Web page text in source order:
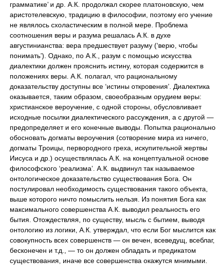
грамматике’ и др. А.К. продолжал скорее платоновскую, чем
аристотелевскую, традицию в философии, поэтому его учение
не являлось схоластическим в полной мере. Проблема
соотношения веры и разума решалась А.К. в духе
августинианства: вера предшествует разуму (‘верю, чтобы
понимать’). Однако, по А.К., разум с помощью искусства
диалектики должен прояснить истину, которая содержится в
положениях веры. А.К. полагал, что рациональному
доказательству доступны все ‘истины откровения’. Диалектика
оказывается, таким образом, своеобразным орудием веры:
христианское вероучение, с одной стороны, обусловливает
исходные посылки диалектического рассуждения, а с другой —
предопределяет и его конечные выводы. Попытка рационально
обосновать догматы вероучения (сотворение мира из ничего,
догматы Троицы, первородного греха, искупительной жертвы
Иисуса и др.) осуществлялась А.К. на концептуальной основе
философского ‘реализма’. А.К. выдвинул так называемое
онтологическое доказательство существования Бога. Он
постулировал необходимость существования такого объекта,
выше которого ничто помыслить нельзя. Из понятия Бога как
максимального совершенства А.К. выводил реальность его
бытия. Отождествляя, по существу, мысль с бытием, выводя
онтологию из логики, А.К. утверждал, что если Бог мыслится как
совокупность всех совершенств — он вечен, всеведущ, всеблаг,
бесконечен и т.д., — то он должен обладать и предикатом
существования, иначе все совершенства окажутся мнимыми.